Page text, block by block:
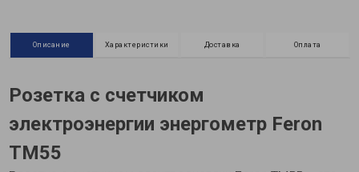
Описание Характеристики Доставка Оплата
Розетка с счетчиком
электроэнергии энергометр Feron
TM55